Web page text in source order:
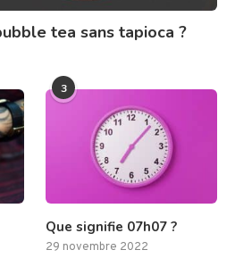
tea sans tapioca ?
3
Que signifie 07h07 ?
29 novembre 2022